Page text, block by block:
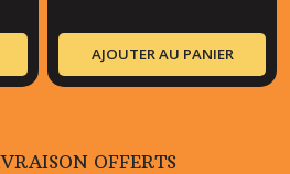
AJOUTER AU PANIER
OFFERTS